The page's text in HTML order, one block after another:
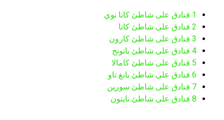
1 فنادق على شاطئ كاتا نوي
2 فنادق على شاطئ كاتا
3 فنادق على شاطئ كارون
4 فنادق على شاطئ باتونج
5 فنادق على شاطئ كامالا
6 فنادق على شاطئ بانغ تاو
7 فنادق على شاطئ سورين
8 فنادق على شاطئ نايتون